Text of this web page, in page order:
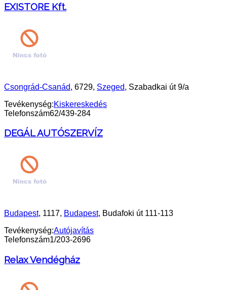
EXISTORE Kft.
Csongrád-Csanád, 6729, Szeged, Szabadkai út 9/a
Tevékenység:Kiskereskedés
Telefonszám62/439-284
DEGÁL AUTÓSZERVÍZ
Budapest, 1117, Budapest, Budafoki út 111-113
Tevékenység:Autójavítás
Telefonszám1/203-2696
Relax Vendégház